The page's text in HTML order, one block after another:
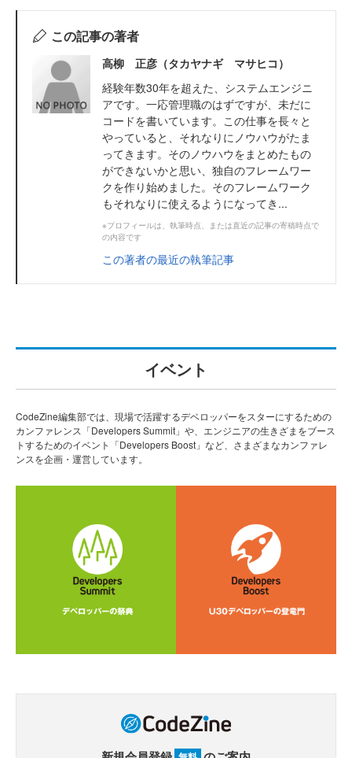
この記事の著者
高柳 正彦（タカヤナギ マサヒコ）
経験年数30年を超えた、システムエンジニ
アです。一応管理職のはずですが、未だに
コードを書いています。この仕事を長々と
やっていると、それなりにノウハウがたま
ってきます。そのノウハウをまとめたもの
ができないかと思い、独自のフレームワー
クを作り始めました。そのフレームワーク
もそれなりに使えるようになってき...
※プロフィールは、執筆時点、または直近の記事の寄稿時点で
の内容です
この著者の最近の執筆記事
イベント
CodeZine編集部では、現場で活躍するデベロッパーをスターにするための
カンファレンス「Developers Summit」や、エンジニアの生きざまをブース
トするためのイベント「Developers Boost」など、さまざまなカンファレ
ンスを企画・運営しています。